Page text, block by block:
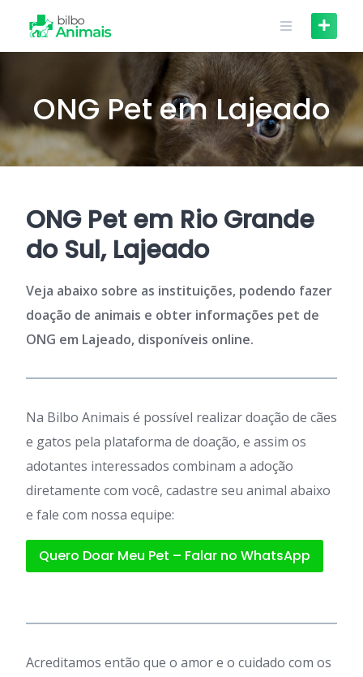
content
ONG Pet em Lajeado
ONG Pet em Rio Grande
do Sul, Lajeado
Veja abaixo sobre as instituições, podendo fazer
doação de animais e obter informações pet de
ONG em Lajeado, disponíveis online.
Na Bilbo Animais é possível realizar doação de cães
e gatos pela plataforma de doação, e assim os
adotantes interessados combinam a adoção
diretamente com você, cadastre seu animal abaixo
e fale com nossa equipe:
Quero Doar Meu Pet – Falar no WhatsApp
Acreditamos então que o amor e o cuidado com os